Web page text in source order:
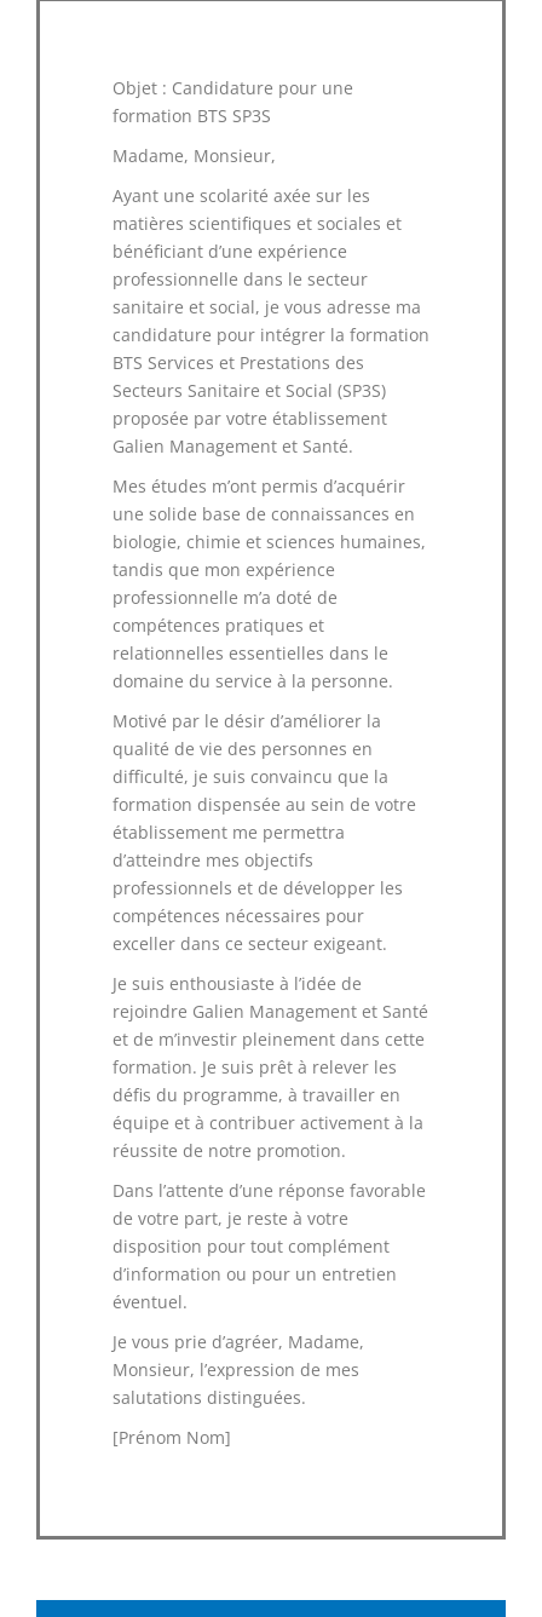
Objet : Candidature pour une
formation BTS SP3S
Madame, Monsieur,
Ayant une scolarité axée sur les
matières scientifiques et sociales et
bénéficiant d’une expérience
professionnelle dans le secteur
sanitaire et social, je vous adresse ma
candidature pour intégrer la formation
BTS Services et Prestations des
Secteurs Sanitaire et Social (SP3S)
proposée par votre établissement
Galien Management et Santé.
Mes études m’ont permis d’acquérir
une solide base de connaissances en
biologie, chimie et sciences humaines,
tandis que mon expérience
professionnelle m’a doté de
compétences pratiques et
relationnelles essentielles dans le
domaine du service à la personne.
Motivé par le désir d’améliorer la
qualité de vie des personnes en
difficulté, je suis convaincu que la
formation dispensée au sein de votre
établissement me permettra
d’atteindre mes objectifs
professionnels et de développer les
compétences nécessaires pour
exceller dans ce secteur exigeant.
Je suis enthousiaste à l’idée de
rejoindre Galien Management et Santé
et de m’investir pleinement dans cette
formation. Je suis prêt à relever les
défis du programme, à travailler en
équipe et à contribuer activement à la
réussite de notre promotion.
Dans l’attente d’une réponse favorable
de votre part, je reste à votre
disposition pour tout complément
d’information ou pour un entretien
éventuel.
Je vous prie d’agréer, Madame,
Monsieur, l’expression de mes
salutations distinguées.
[Prénom Nom]